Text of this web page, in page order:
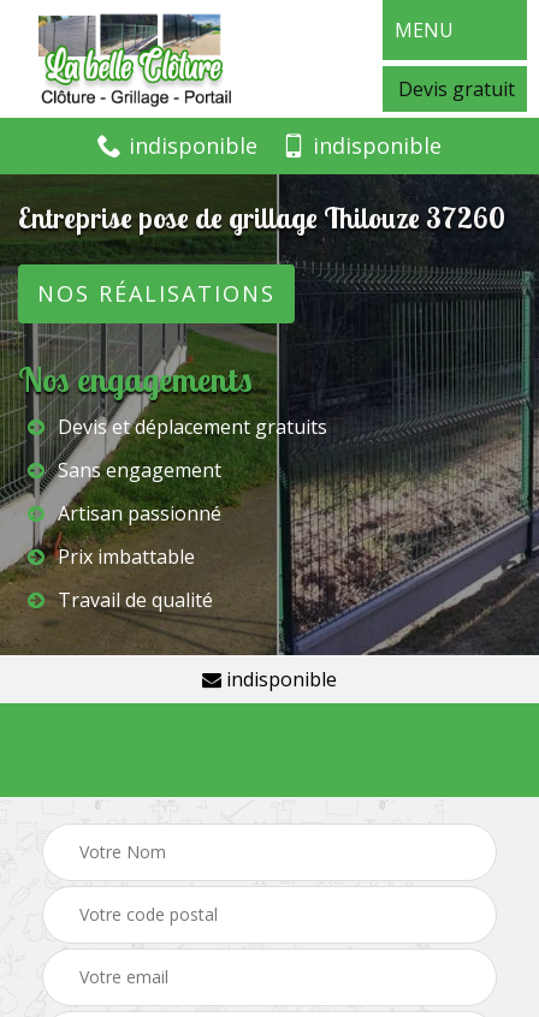
MENU
Devis gratuit
indisponible indisponible
Entreprise pose de grillage Thilouze 37260
NOS RÉALISATIONS
Nos engagements
Devis et déplacement gratuits
Sans engagement
Artisan passionné
Prix imbattable
Travail de qualité
indisponible